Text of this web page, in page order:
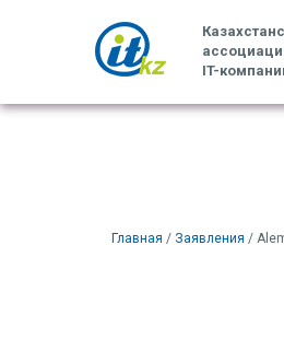
IT-
Главная / Заявления /